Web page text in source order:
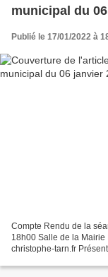
municipal du
Publié le 17/01/2022 à
Compte Rendu de la
18h00 Salle de la Mairie
christophe-tarn.fr